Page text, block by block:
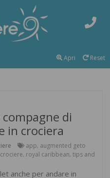
Reset
Apri
di
in crociera
app, augmented geto
, royal caribbean, tips and
anche per andare in